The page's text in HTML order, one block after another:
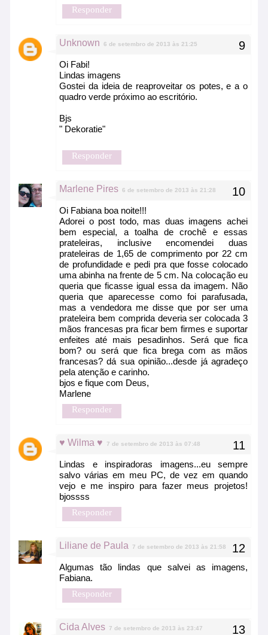
Responder
Unknown 6 de setembro de 2013 às 21:25
Oi Fabi!
Lindas imagens
Gostei da ideia de reaproveitar os potes, e a o
quadro verde próximo ao escritório.
Bjs
" Dekoratie"
Responder
Marlene Pires 6 de setembro de 2013 às 21:28
Oi Fabiana boa noite!!!
Adorei o post todo, mas duas imagens achei
bem especial, a toalha de crochê e essas
prateleiras, inclusive encomendei duas
prateleiras de 1,65 de comprimento por 22 cm
de profundidade e pedi pra que fosse colocado
uma abinha na frente de 5 cm. Na colocação eu
queria que ficasse igual essa da imagem. Não
queria que aparecesse como foi parafusada,
mas a vendedora me disse que por ser uma
prateleira bem comprida deveria ser colocada 3
mãos francesas pra ficar bem firmes e suportar
enfeites até mais pesadinhos. Será que fica
bom? ou será que fica brega com as mãos
francesas? dá sua opinião...desde já agradeço
pela atenção e carinho.
bjos e fique com Deus,
Marlene
Responder
♥ Wilma ♥ 7 de setembro de 2013 às 07:48
Lindas e inspiradoras imagens...eu sempre
salvo várias em meu PC, de vez em quando
vejo e me inspiro para fazer meus projetos!
bjossss
Responder
Liliane de Paula 7 de setembro de 2013 às 21:58
Algumas tão lindas que salvei as imagens,
Fabiana.
Responder
Cida Alves 7 de setembro de 2013 às 23:47